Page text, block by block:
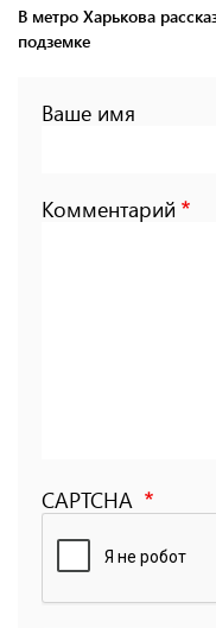
В метро Харькова
подземке
Ваше имя
Комментарий
CAPTCHA